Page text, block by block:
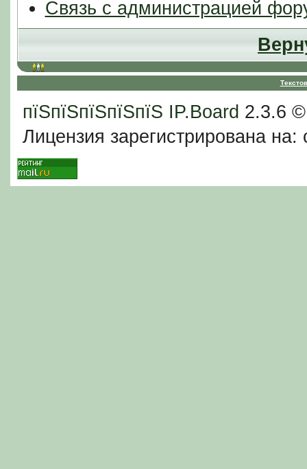
Связь с администрацией
пїЅпїЅпїЅпїЅпїЅ IP.Board 2.3.6
Лицензия зарегистрирована